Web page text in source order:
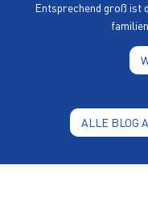
Entsprechend groß ist
ALLE BLOG